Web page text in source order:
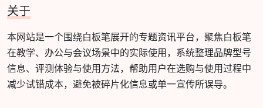
关于
本网站是一个围绕白板笔展开的专题资讯平台，聚焦白板笔
在教学、办公与会议场景中的实际使用，系统整理品牌型号
信息、评测体验与使用方法，帮助用户在选购与使用过程中
减少试错成本，避免被碎片化信息或单一宣传所误导。